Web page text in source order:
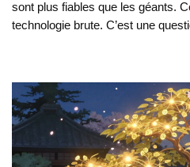
sont plus fiables que les géants.
technologie brute. C’est une